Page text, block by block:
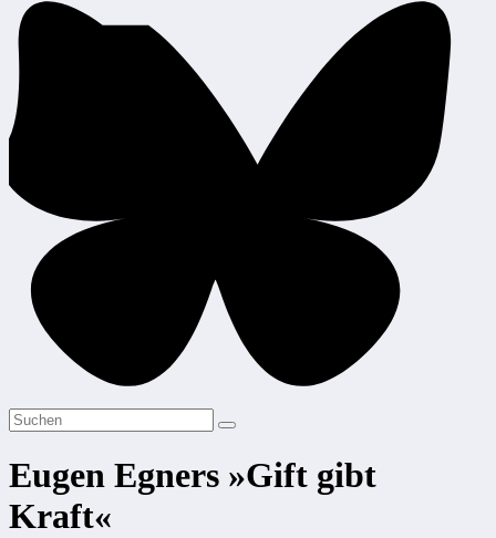
Eugen Egners »Gift gibt
Kraft«